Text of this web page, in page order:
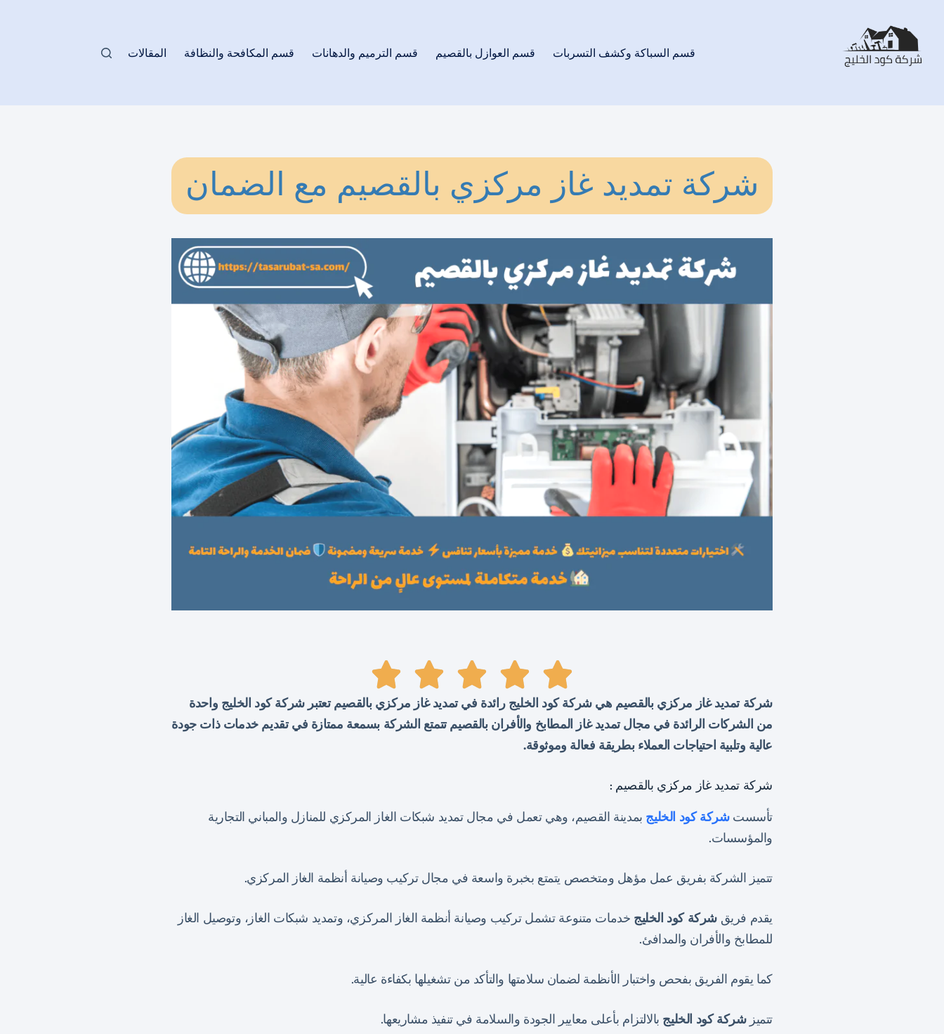
قسم السباكة وكشف التسربات قسم العوازل بالقصيم قسم الترميم والدهانات قسم المكافحة والنظافة المقالات
شركة تمديد غاز مركزي بالقصيم مع الضمان
شركة تمديد غاز مركزي بالقصيم هي شركة كود الخليج رائدة في تمديد غاز مركزي بالقصيم تعتبر شركة كود الخليج واحدة
من الشركات الرائدة في مجال تمديد غاز المطابخ والأفران بالقصيم تتمتع الشركة بسمعة ممتازة في تقديم خدمات ذات جودة
عالية وتلبية احتياجات العملاء بطريقة فعالة وموثوقة.
شركة تمديد غاز مركزي بالقصيم :
تأسستشركة كود الخليج بمدينة القصيم، وهي تعمل في مجال تمديد شبكات الغاز المركزي للمنازل والمباني التجارية
والمؤسسات.
تتميز الشركة بفريق عمل مؤهل ومتخصص يتمتع بخبرة واسعة في مجال تركيب وصيانة أنظمة الغاز المركزي.
يقدم فريق شركة كود الخليج خدمات متنوعة تشمل تركيب وصيانة أنظمة الغاز المركزي، وتمديد شبكات الغاز، وتوصيل الغاز
للمطابخ والأفران والمدافئ.
كما يقوم الفريق بفحص واختبار الأنظمة لضمان سلامتها والتأكد من تشغيلها بكفاءة عالية.
تتميزشركة كود الخليج بالالتزام بأعلى معايير الجودة والسلامة في تنفيذ مشاريعها.